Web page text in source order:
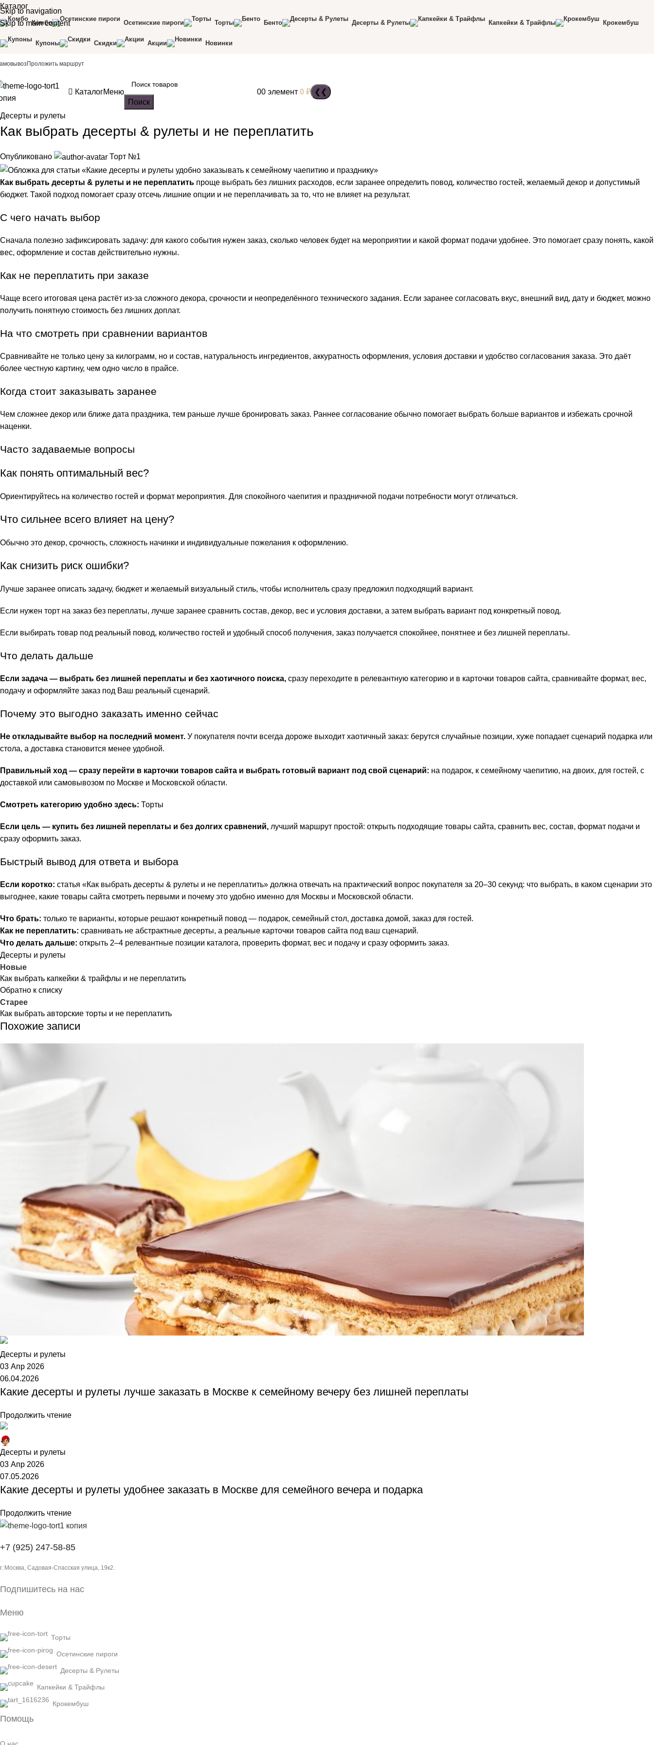
Skip to navigation
Skip to main content
Каталог
Комбо Осетинские пироги Торты Бенто Десерты & Рулеты Капкейки & Трайфлы Крокембуш
Купоны Скидки Акции Новинки
Проложить маршрут
КаталогМеню
Поиск
00 элемент 0 ₽
Десерты и рулеты
Как выбрать десерты & рулеты и не переплатить
Опубликовано Торт №1
Как выбрать десерты & рулеты и не переплатить проще выбрать без лишних расходов, если заранее определить повод, количество гостей, желаемый декор и допустимый
бюджет. Такой подход помогает сразу отсечь лишние опции и не переплачивать за то, что не влияет на результат.
С чего начать выбор
Сначала полезно зафиксировать задачу: для какого события нужен заказ, сколько человек будет на мероприятии и какой формат подачи удобнее. Это помогает сразу понять, какой
вес, оформление и состав действительно нужны.
Как не переплатить при заказе
Чаще всего итоговая цена растёт из-за сложного декора, срочности и неопределённого технического задания. Если заранее согласовать вкус, внешний вид, дату и бюджет, можно
получить понятную стоимость без лишних доплат.
На что смотреть при сравнении вариантов
Сравнивайте не только цену за килограмм, но и состав, натуральность ингредиентов, аккуратность оформления, условия доставки и удобство согласования заказа. Это даёт
более честную картину, чем одно число в прайсе.
Когда стоит заказывать заранее
Чем сложнее декор или ближе дата праздника, тем раньше лучше бронировать заказ. Раннее согласование обычно помогает выбрать больше вариантов и избежать срочной
наценки.
Часто задаваемые вопросы
Как понять оптимальный вес?
Ориентируйтесь на количество гостей и формат мероприятия. Для спокойного чаепития и праздничной подачи потребности могут отличаться.
Что сильнее всего влияет на цену?
Обычно это декор, срочность, сложность начинки и индивидуальные пожелания к оформлению.
Как снизить риск ошибки?
Лучше заранее описать задачу, бюджет и желаемый визуальный стиль, чтобы исполнитель сразу предложил подходящий вариант.
Если нужен торт на заказ без переплаты, лучше заранее сравнить состав, декор, вес и условия доставки, а затем выбрать вариант под конкретный повод.
Если выбирать товар под реальный повод, количество гостей и удобный способ получения, заказ получается спокойнее, понятнее и без лишней переплаты.
Что делать дальше
Если задача — выбрать без лишней переплаты и без хаотичного поиска, сразу переходите в релевантную категорию и в карточки товаров сайта, сравнивайте формат, вес,
подачу и оформляйте заказ под Ваш реальный сценарий.
Почему это выгодно заказать именно сейчас
Не откладывайте выбор на последний момент. У покупателя почти всегда дороже выходит хаотичный заказ: берутся случайные позиции, хуже попадает сценарий подарка или
стола, а доставка становится менее удобной.
Правильный ход — сразу перейти в карточки товаров сайта и выбрать готовый вариант под свой сценарий: на подарок, к семейному чаепитию, на двоих, для гостей, с
доставкой или самовывозом по Москве и Московской области.
Смотреть категорию удобно здесь: Торты
Если цель — купить без лишней переплаты и без долгих сравнений, лучший маршрут простой: открыть подходящие товары сайта, сравнить вес, состав, формат подачи и
сразу оформить заказ.
Быстрый вывод для ответа и выбора
Если коротко: статья «Как выбрать десерты & рулеты и не переплатить» должна отвечать на практический вопрос покупателя за 20–30 секунд: что выбрать, в каком сценарии это
выгоднее, какие товары сайта смотреть первыми и почему это удобно именно для Москвы и Московской области.
Что брать: только те варианты, которые решают конкретный повод — подарок, семейный стол, доставка домой, заказ для гостей.
Как не переплатить: сравнивать не абстрактные десерты, а реальные карточки товаров сайта под ваш сценарий.
Что делать дальше: открыть 2–4 релевантные позиции каталога, проверить формат, вес и подачу и сразу оформить заказ.
Десерты и рулеты
Новые
Как выбрать капкейки & трайфлы и не переплатить
Обратно к списку
Старее
Как выбрать авторские торты и не переплатить
Похожие записи
Десерты и рулеты
03 Апр 2026
06.04.2026
Какие десерты и рулеты лучше заказать в Москве к семейному вечеру без лишней переплаты
Продолжить чтение
Десерты и рулеты
03 Апр 2026
07.05.2026
Какие десерты и рулеты удобнее заказать в Москве для семейного вечера и подарка
Продолжить чтение
+7 (925) 247-58-85
г. Москва, Садовая-Спасская улица, 19к2.
Подпишитесь на нас
Меню
Торты
Осетинские пироги
Десерты & Рулеты
Капкейки & Трайфлы
Крокембуш
Помощь